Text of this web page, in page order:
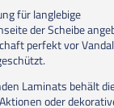
für langlebige
der Scheibe
perfekt vor
Laminats behält
oder